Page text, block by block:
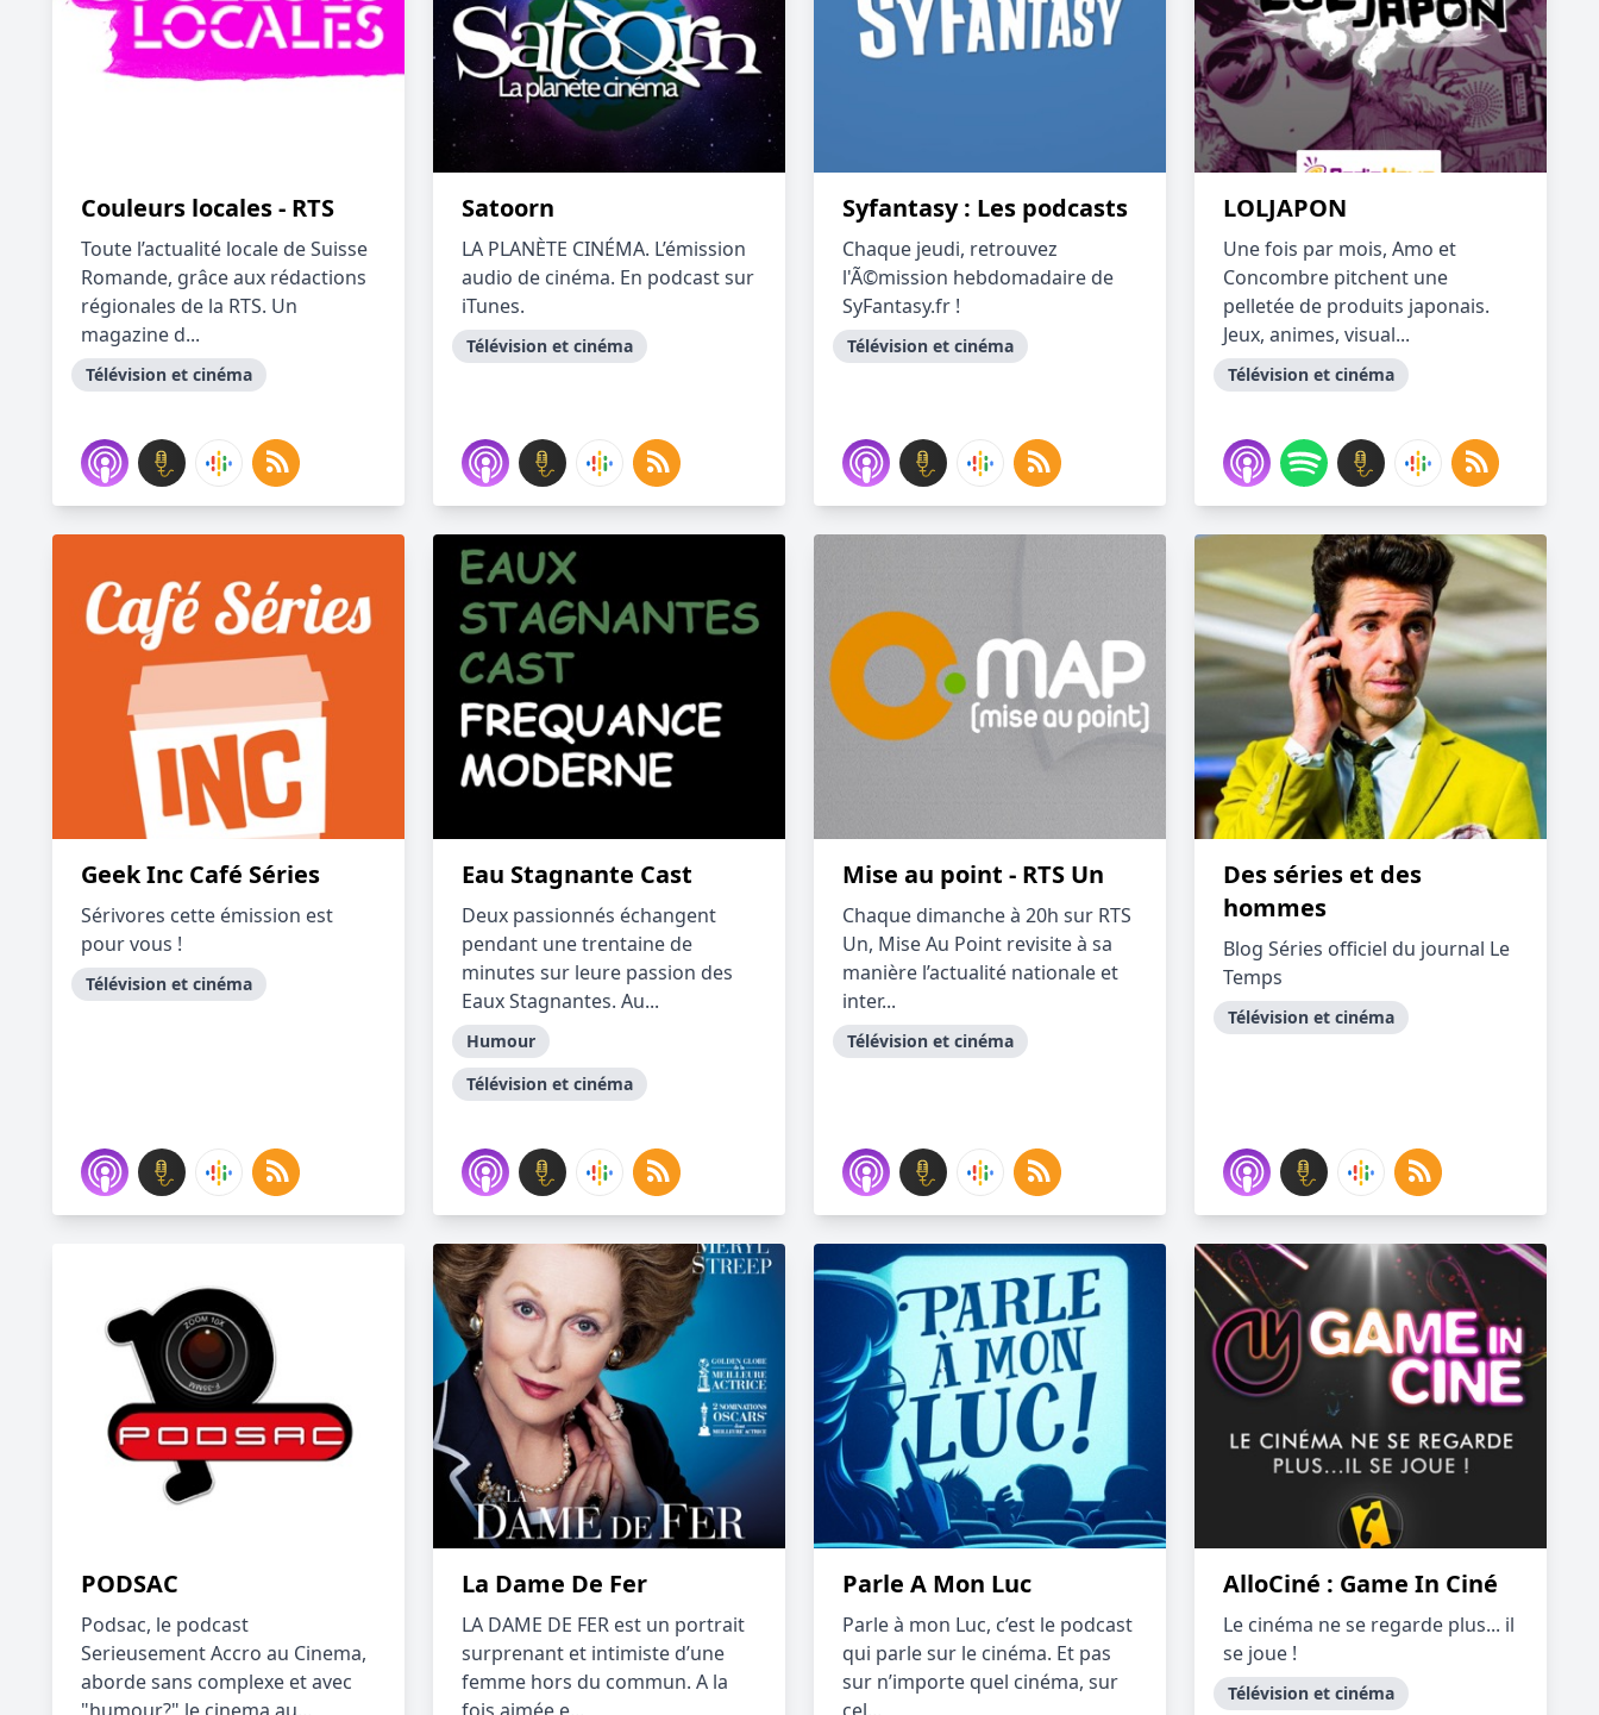
Couleurs locales ‐ RTS
Toute l’actualité locale de Suisse
Romande, grâce aux rédactions
régionales de la RTS. Un
magazine d...
Télévision et cinéma
Satoorn
LA PLANÈTE CINÉMA. L’émission
audio de cinéma. En podcast sur
iTunes.
Télévision et cinéma
Syfantasy : Les podcasts
Chaque jeudi, retrouvez
l'Ã©mission hebdomadaire de
SyFantasy.fr !
Télévision et cinéma
LOLJAPON
Une fois par mois, Amo et
Concombre pitchent une
pelletée de produits japonais.
Jeux, animes, visual...
Télévision et cinéma
Geek Inc Café Séries
Sérivores cette émission est
pour vous !
Télévision et cinéma
Eau Stagnante Cast
Deux passionnés échangent
pendant une trentaine de
minutes sur leure passion des
Eaux Stagnantes. Au...
Humour
Télévision et cinéma
Mise au point - RTS Un
Chaque dimanche à 20h sur RTS
Un, Mise Au Point revisite à sa
manière l’actualité nationale et
inter...
Télévision et cinéma
Des séries et des
hommes
Blog Séries officiel du journal Le
Temps
Télévision et cinéma
PODSAC
Podsac, le podcast
Serieusement Accro au Cinema,
aborde sans complexe et avec
La Dame De Fer
LA DAME DE FER est un portrait
surprenant et intimiste d’une
femme hors du commun. A la
Parle A Mon Luc
Parle à mon Luc, c’est le podcast
qui parle sur le cinéma. Et pas
sur n’importe quel cinéma, sur
AlloCiné : Game In Ciné
Le cinéma ne se regarde plus... il
se joue !
Télévision et cinéma